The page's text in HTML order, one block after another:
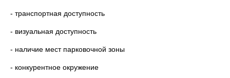
- транспортная доступность
- визуальная доступность
- наличие мест парковочной зоны
- конкурентное окружение